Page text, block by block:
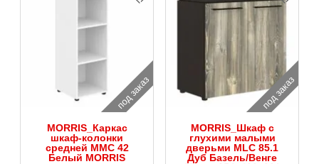
под заказ
MORRIS_Каркас
шкаф-колонки
средней MMC 42
Белый MORRIS
под заказ
MORRIS_Шкаф с
глухими малыми
дверьми MLC 85.1
Дуб Базель/Венге